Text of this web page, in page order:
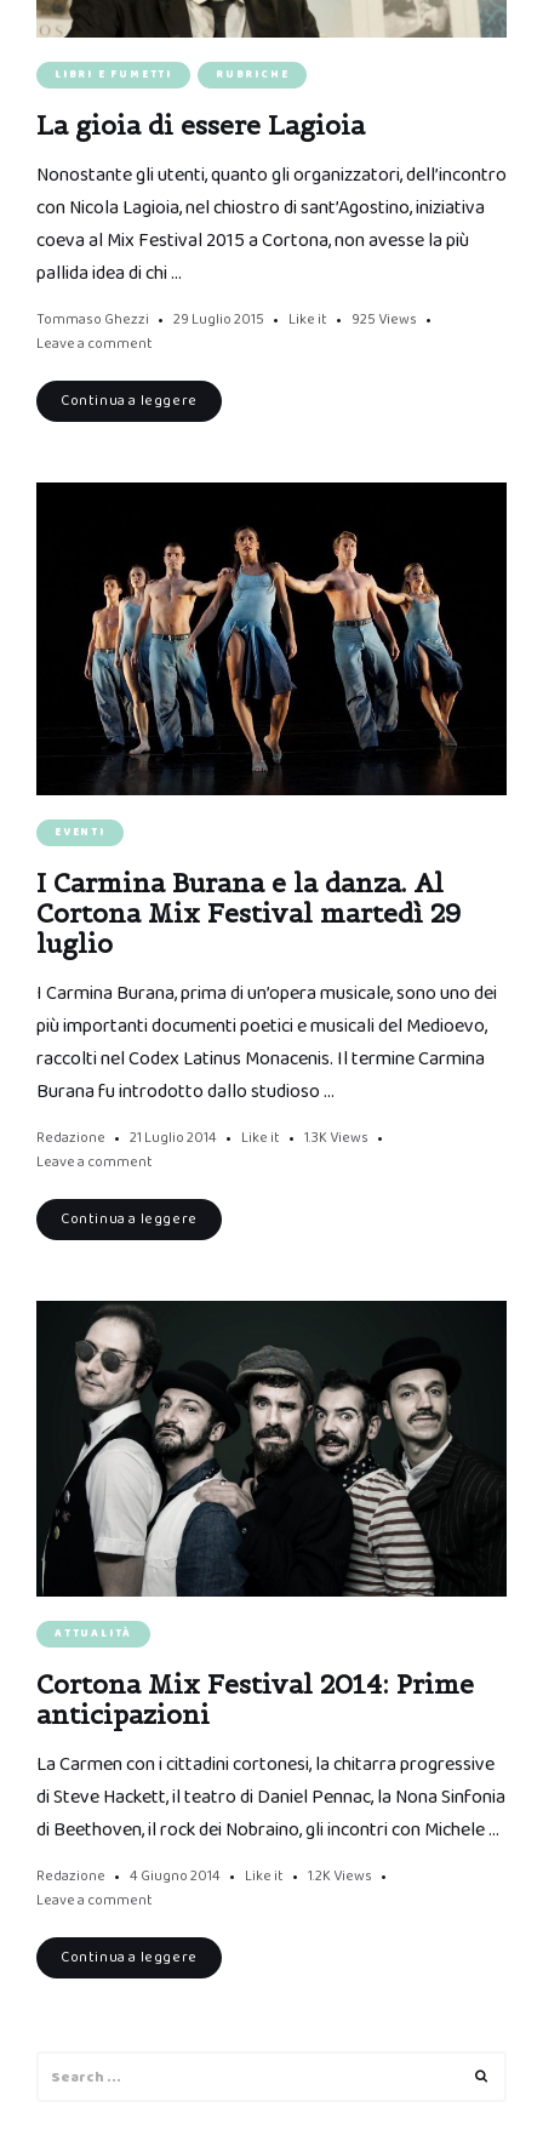
LIBRI E FUMETTI RUBRICHE
La gioia di essere Lagioia
Nonostante gli utenti, quanto gli organizzatori, dell’incontro
con Nicola Lagioia, nel chiostro di sant’Agostino, iniziativa
coeva al Mix Festival 2015 a Cortona, non avesse la più
pallida idea di chi …
Tommaso Ghezzi 29 Luglio 2015 Like it 925 Views
Leave a comment
Continua a leggere
EVENTI
I Carmina Burana e la danza. Al
Cortona Mix Festival martedì 29
luglio
I Carmina Burana, prima di un’opera musicale, sono uno dei
più importanti documenti poetici e musicali del Medioevo,
raccolti nel Codex Latinus Monacenis. Il termine Carmina
Burana fu introdotto dallo studioso …
Redazione 21 Luglio 2014 Like it 1.3K Views
Leave a comment
Continua a leggere
ATTUALITÀ
Cortona Mix Festival 2014: Prime
anticipazioni
La Carmen con i cittadini cortonesi, la chitarra progressive
di Steve Hackett, il teatro di Daniel Pennac, la Nona Sinfonia
di Beethoven, il rock dei Nobraino, gli incontri con Michele …
Redazione 4 Giugno 2014 Like it 1.2K Views
Leave a comment
Continua a leggere
for: